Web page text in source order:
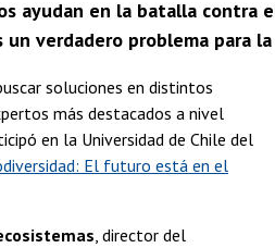
ayudan en la batalla contra
verdadero problema para la
soluciones en distintos
más destacados a nivel
en la Universidad de Chile del
El futuro está en el
, director del